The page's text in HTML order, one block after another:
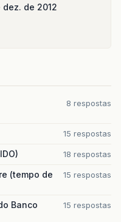
dez. de 2012
8 respostas
15 respostas
18 respostas
(tempo de
15 respostas
Banco
15 respostas